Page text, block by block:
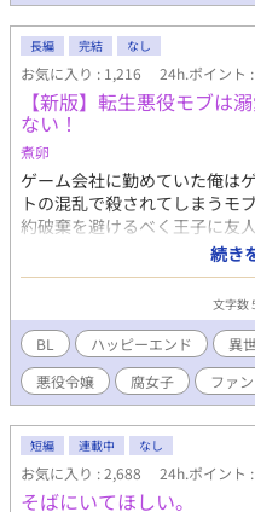
長編 完結 なし
お気に入り : 1,216 24h.ポイント
【新版】転生悪役モブは
ない！
煮卵
ゲーム会社に勤めていた俺は
トの混乱で殺されてしまうモ
約破棄を避けるべく王子に友
繰り返される「恋人や出会い
皇子と過ごし、 婚約破棄の原
徹底的に排除する。 最近で
にいたいと言い出すようにな
サムな王子様を淑女たちから
仕向けるのはちょっと申し訳
だ。仕方あるまい。 クレバー
ラグは完全に回避された・・
「私には思い人がいるのです
日の夜、俺はゲームの告白イ
て・・・ ーーーーーーーー
ブは溺愛されんで良いので死
続き
文字数
BL ハッピーエンド 異
悪役令嬢
腐女子 ファ
短編 連載中 なし
お気に入り : 2,688 24h.ポイント
そばにいてほしい。